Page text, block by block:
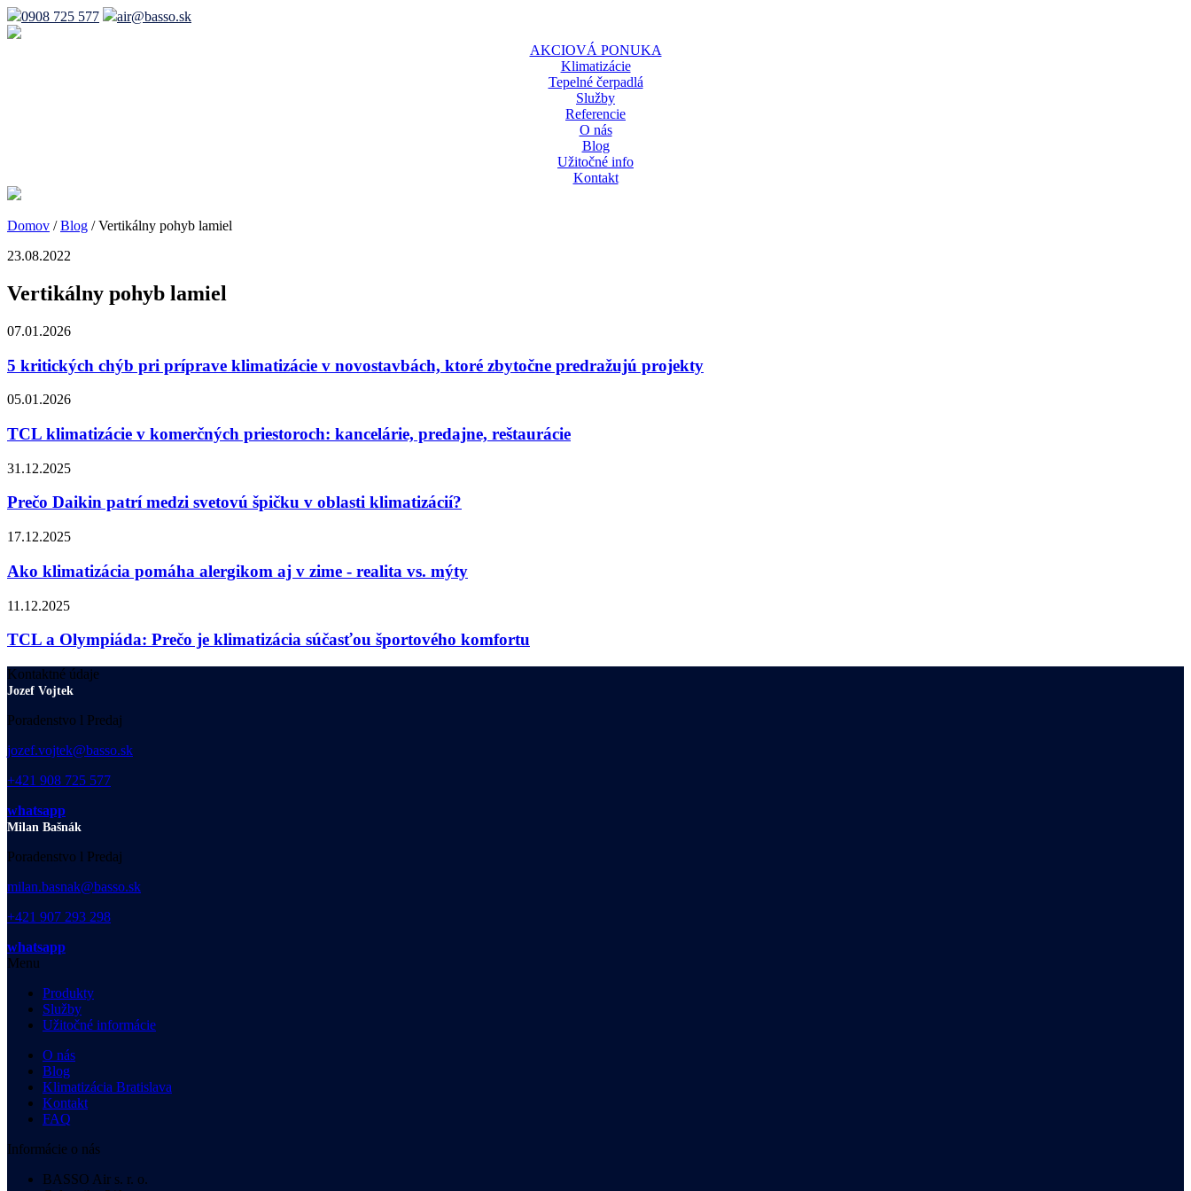
0908 725 577 air@basso.sk
AKCIOVÁ PONUKA
Klimatizácie
Tepelné čerpadlá
Služby
Referencie
O nás
Blog
Užitočné info
Kontakt
Domov /Blog /Vertikálny pohyb lamiel
23.08.2022
Vertikálny pohyb lamiel
07.01.2026
5 kritických chýb pri príprave klimatizácie v novostavbách, ktoré zbytočne predražujú projekty
05.01.2026
TCL klimatizácie v komerčných priestoroch: kancelárie, predajne, reštaurácie
31.12.2025
Prečo Daikin patrí medzi svetovú špičku v oblasti klimatizácií?
17.12.2025
Ako klimatizácia pomáha alergikom aj v zime - realita vs. mýty
11.12.2025
TCL a Olympiáda: Prečo je klimatizácia súčasťou športového komfortu
Kontaktné údaje
Jozef Vojtek
Poradenstvo l Predaj
jozef.vojtek@basso.sk
+421 908 725 577
whatsapp
Milan Bašnák
Poradenstvo l Predaj
milan.basnak@basso.sk
+421 907 293 298
whatsapp
Menu
Produkty
Služby
Užitočné informácie
O nás
Blog
Klimatizácia Bratislava
Kontakt
FAQ
Informácie o nás
BASSO Air s. r. o.